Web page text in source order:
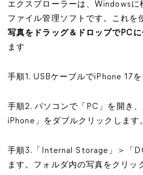
エクスプローラーは、Windowsに
ファイル管理ソフトです。これを
写真をドラッグ＆ドロップでPCに
ます
手順1. USBケーブルでiPhone 17
手順2. パソコンで「PC」を開き
iPhone」をダブルクリックします
手順3.「Internal Storage」＞「
ます。フォルダ内の写真をクリッ